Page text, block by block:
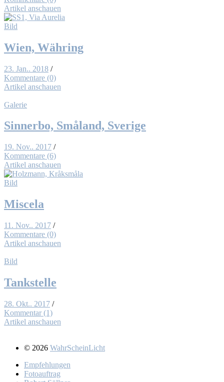
Artikel anschauen
Bild
Wien, Wäh­ring
23. Jan.. 2018 /
Kommentare (0)
Artikel anschauen
Galerie
Sin­nerbo, Små­land, Sveri­ge
19. Nov.. 2017 /
Kommentare (6)
Artikel anschauen
Bild
Mis­ce­la
11. Nov.. 2017 /
Kommentare (0)
Artikel anschauen
Bild
Tank­stel­le
28. Okt.. 2017 /
Kommentar (1)
Artikel anschauen
© 2026 WahrScheinLicht
Emp­feh­lun­gen
Fo­to­auf­trag